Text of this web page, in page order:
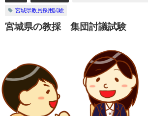
宮城県教員採用試験
宮城県の教採 集団討議試験